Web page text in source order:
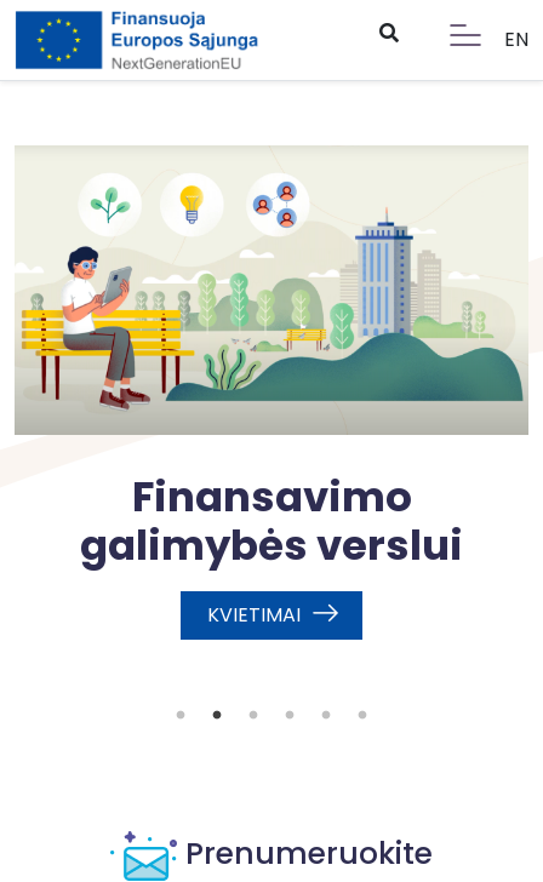
EN
Finansavimo
galimybės verslui
KVIETIMAI
Prenumeruokite